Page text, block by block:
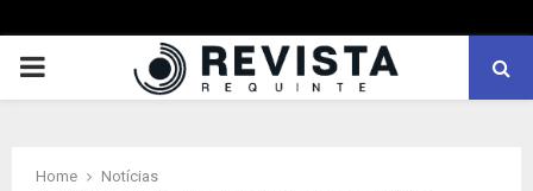
PRIMARY
Home
Notícias